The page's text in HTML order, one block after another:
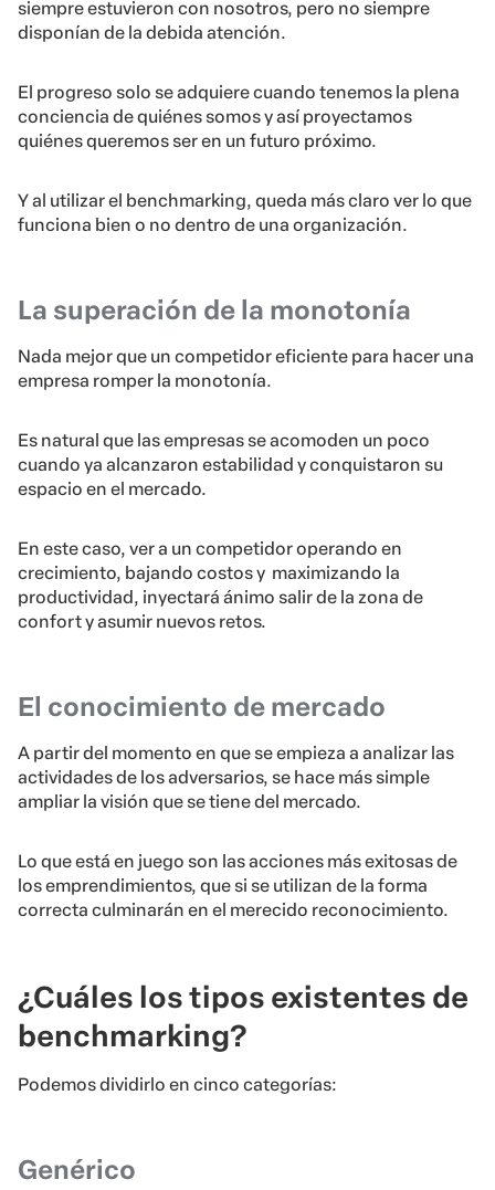
siempre estuvieron con nosotros, pero no siempre
disponían de la debida atención.
El progreso solo se adquiere cuando tenemos la plena
conciencia de quiénes somos y así proyectamos
quiénes queremos ser en un futuro próximo.
Y al utilizar el benchmarking, queda más claro ver lo que
funciona bien o no dentro de una organización.
La superación de la monotonía
Nada mejor que un competidor eficiente para hacer una
empresa romper la monotonía.
Es natural que las empresas se acomoden un poco
cuando ya alcanzaron estabilidad y conquistaron su
espacio en el mercado.
En este caso, ver a un competidor operando en
crecimiento, bajando costos y maximizando la
productividad, inyectará ánimo salir de la zona de
confort y asumir nuevos retos.
El conocimiento de mercado
A partir del momento en que se empieza a analizar las
actividades de los adversarios, se hace más simple
ampliar la visión que se tiene del mercado.
Lo que está en juego son las acciones más exitosas de
los emprendimientos, que si se utilizan de la forma
correcta culminarán en el merecido reconocimiento.
¿Cuáles los tipos existentes de
benchmarking?
Podemos dividirlo en cinco categorías:
Genérico